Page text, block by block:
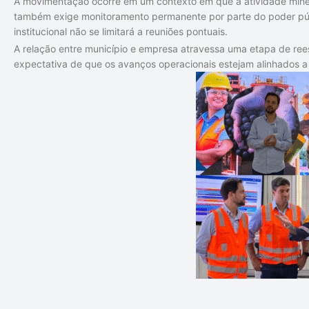
também exige monitoramento permanente por parte do poder
institucional não se limitará a reuniões pontuais.
A relação entre município e empresa atravessa uma etapa de
expectativa de que os avanços operacionais estejam alinhados